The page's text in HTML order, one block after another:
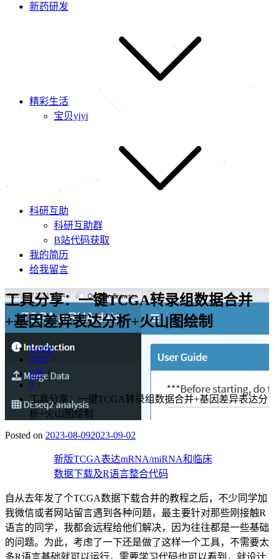
新药研发
精彩生活
宝贝yiyi
科研互助
科研互助群
B站代码获取
我的简历
给我留言
工具分享：一键TCGA转录组数据合并
+基因差异表达分析+火山图绘制
Home
2023
8月
9
工具分享：一键TCGA转录组数据合并+基因差异表达分
析+火山图绘制
Posted on 2023-08-092023-09-02
新版TCGA表达mRNA/miRNA和临床
数据下载及R语言整合代码
自从去年发了个TCGA数据下载合并的教程之后，不少同学加
我微信或者网站留言遇到各种问题，最主要针对那些刚接触R
语言的同学，我都会远程给他们解决，因为往往都是一些基础
的问题。为此，考虑了一下还是做了这样一个工具，不需要太
多R语言基础就可以运行，需要学习代码也可以看到，就设计